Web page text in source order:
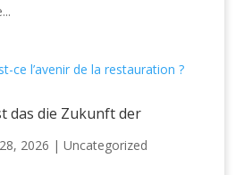
das die Zukunft der
2026 | Uncategorized